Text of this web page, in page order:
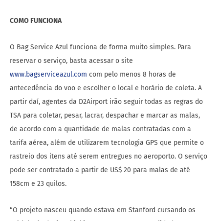
COMO FUNCIONA
O Bag Service Azul funciona de forma muito simples. Para
reservar o serviço, basta acessar o site
www.bagserviceazul.com com pelo menos 8 horas de
antecedência do voo e escolher o local e horário de coleta. A
partir daí, agentes da D2Airport irão seguir todas as regras do
TSA para coletar, pesar, lacrar, despachar e marcar as malas,
de acordo com a quantidade de malas contratadas com a
tarifa aérea, além de utilizarem tecnologia GPS que permite o
rastreio dos itens até serem entregues no aeroporto. O serviço
pode ser contratado a partir de US$ 20 para malas de até
158cm e 23 quilos.
“O projeto nasceu quando estava em Stanford cursando os